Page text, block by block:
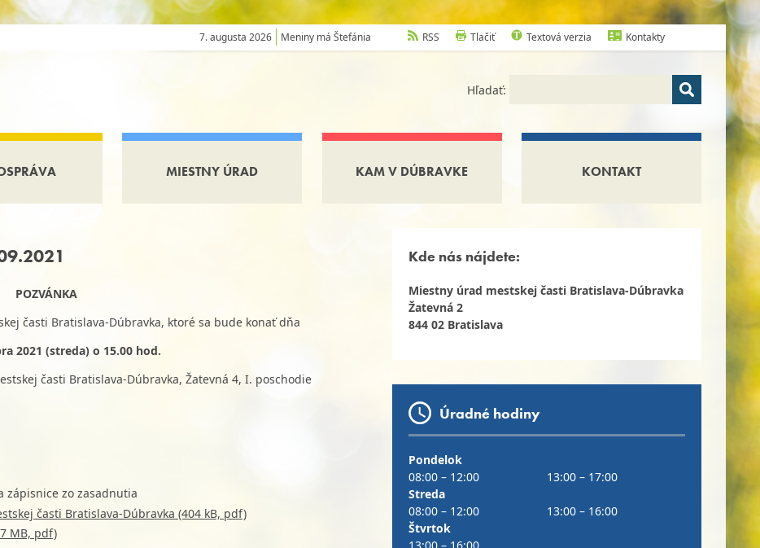
7. augusta 2026 Meniny má Štefánia RSS Tlačiť Textová verzia Kontakty
Hľadať:
MIESTNY ÚRAD KAM V DÚBRAVKE KONTAKT
POZVÁNKA
časti Bratislava-Dúbravka, ktoré sa bude konať dňa
2021 (streda) o 15.00 hod.
časti Bratislava-Dúbravka, Žatevná 4, I. poschodie
zápisnice zo zasadnutia
časti Bratislava-Dúbravka (404 kB, pdf)
MB, pdf)
Kde nás nájdete:
Miestny úrad mestskej časti Bratislava-Dúbravka
Žatevná 2
844 02 Bratislava
Úradné hodiny
Pondelok
08:00 – 12:00
13:00 – 17:00
Streda
08:00 – 12:00
13:00 – 16:00
Štvrtok